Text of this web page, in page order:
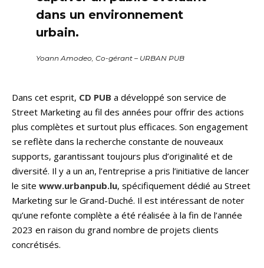
dans un environnement
urbain.
Yoann Amodeo, Co-gérant – URBAN PUB
Dans cet esprit, CD PUB a développé son service de
Street Marketing au fil des années pour offrir des actions
plus complètes et surtout plus efficaces. Son engagement
se reflète dans la recherche constante de nouveaux
supports, garantissant toujours plus d’originalité et de
diversité. Il y a un an, l’entreprise a pris l’initiative de lancer
le site www.urbanpub.lu, spécifiquement dédié au Street
Marketing sur le Grand-Duché. Il est intéressant de noter
qu’une refonte complète a été réalisée à la fin de l’année
2023 en raison du grand nombre de projets clients
concrétisés.